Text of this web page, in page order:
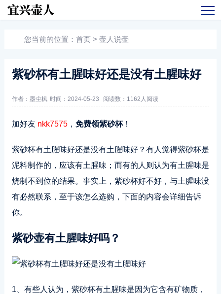
您当前的位置： 首页 > 壶人说壶
紫砂杯有土腥味好还是没有土腥味好
作者：墨尘枫 时间：2024-05-23 阅读数： 1162人阅读
加好友 nkk7575， 免费领紫砂杯！
紫砂杯有土腥味好还是没有土腥味好？有人觉得紫砂杯是
泥料制作的，应该有土腥味；而有的人则认为有土腥味是
烧制不到位的结果。事实上，紫砂杯好不好，与土腥味没
有必然联系，至于该怎么选购，下面的内容会详细告诉
你。
紫砂壶有土腥味好吗？
1、有些人认为，紫砂杯有土腥味是因为它含有矿物质，